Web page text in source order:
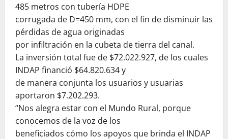
485 metros con tubería HDPE
corrugada de D=450 mm, con el fin de disminuir las
pérdidas de agua originadas
por infiltración en la cubeta de tierra del canal.
La inversión total fue de $72.022.927, de los cuales
INDAP financió $64.820.634 y
de manera conjunta los usuarios y usuarias
aportaron $7.202.293.
“Nos alegra estar con el Mundo Rural, porque
conocemos de la voz de los
beneficiados cómo los apoyos que brinda el INDAP